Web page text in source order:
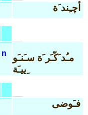
أچـِند َة
n
مـُد َكّـَر َة سـَنـَو
ِييـَة
فـَوضى